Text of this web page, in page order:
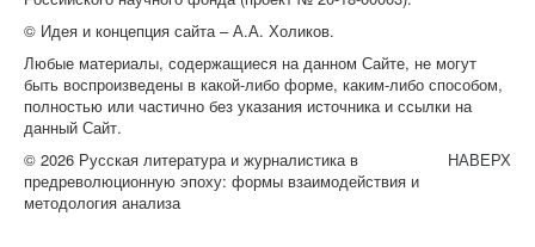
© Идея и концепция сайта – А.А. Холиков.
Любые материалы, содержащиеся на данном Сайте, не могут
быть воспроизведены в какой-либо форме, каким-либо способом,
полностью или частично без указания источника и ссылки на
данный Сайт.
НАВЕРХ
© 2026 Русская литература и журналистика в
предреволюционную эпоху: формы взаимодействия и
методология анализа